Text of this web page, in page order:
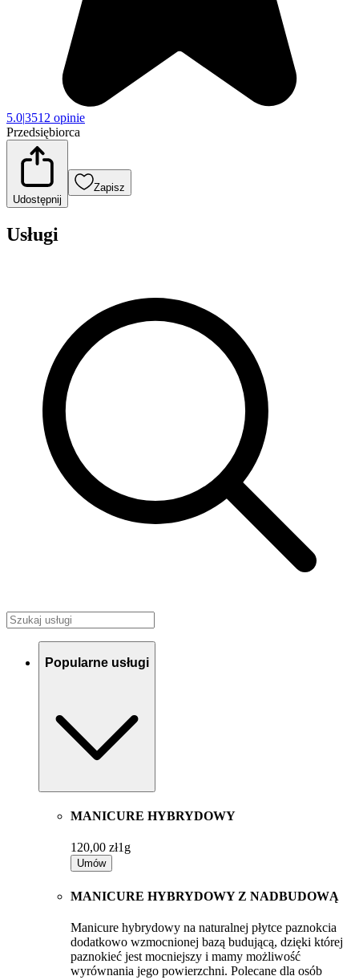
5.0|3512 opinie
Przedsiębiorca
Udostępnij
Zapisz
Usługi
Popularne usługi
MANICURE HYBRYDOWY
120,00 zł1g
Umów
MANICURE HYBRYDOWY Z NADBUDOWĄ
Manicure hybrydowy na naturalnej płytce paznokcia
dodatkowo wzmocnionej bazą budującą, dzięki której
paznokieć jest mocniejszy i mamy możliwość
wyrównania jego powierzchni. Polecane dla osób